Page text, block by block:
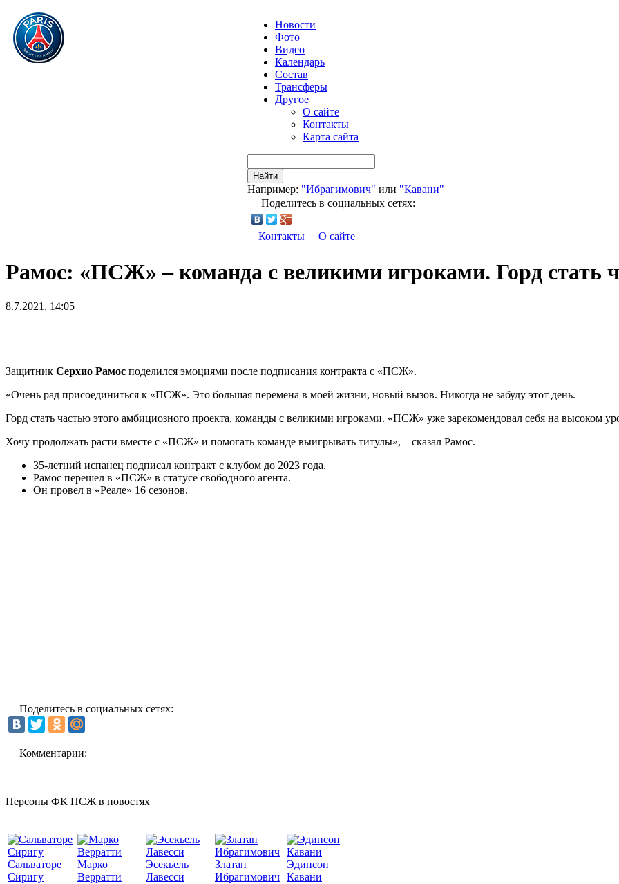
Новости
Фото
Видео
Календарь
Состав
Трансферы
Другое
О сайте
Контакты
Карта сайта
Найти
Например: "Ибрагимович" или "Кавани"
Поделитесь в социальных сетях:
Контакты О сайте
Рамос: «ПСЖ» – команда с великими игроками. Горд стать
8.7.2021, 14:05
Защитник Серхио Рамос поделился эмоциями после подписания контракта с «ПСЖ».
«Очень рад присоединиться к «ПСЖ». Это большая перемена в моей жизни, новый вызов. Никогда не забуду этот день.
Горд стать частью этого амбициозного проекта, команды с великими игроками. «ПСЖ» уже зарекомендовал себя на высоком
Хочу продолжать расти вместе с «ПСЖ» и помогать команде выигрывать титулы», – сказал Рамос.
35-летний испанец подписал контракт с клубом до 2023 года.
Рамос перешел в «ПСЖ» в статусе свободного агента.
Он провел в «Реале» 16 сезонов.
Поделитесь в социальных сетях:
Комментарии:
Персоны ФК ПСЖ в новостях
Сальваторе
Сиригу
Марко
Верратти
Эсекьель
Лавесси
Златан
Ибрагимович
Эдинсон
Кавани